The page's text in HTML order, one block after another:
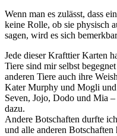
Wenn man es zulässt, dass
keine Rolle, ob sie physisch
sagen, wird es sich
Jede dieser Krafttier Karten
Tiere sind mir selbst
anderen Tiere auch ihre
Kater Murphy und Mogli
Seven, Jojo, Dodo und Mia
dazu.
Andere Botschaften durfte
und alle anderen Botschaften